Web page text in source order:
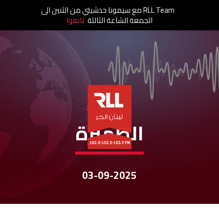
نشرات الأخبار
الظهيرة
03-09-2025
RLL Team مع سيمونا حدشيتي من الثنين الى
الجمعة الشاعة الثالثة تابعوا